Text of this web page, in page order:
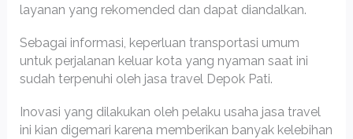
layanan yang rekomended dan dapat diandalkan.
Sebagai informasi, keperluan transportasi umum
untuk perjalanan keluar kota yang nyaman saat ini
sudah terpenuhi oleh jasa travel Depok Pati.
Inovasi yang dilakukan oleh pelaku usaha jasa travel
ini kian digemari karena memberikan banyak kelebihan